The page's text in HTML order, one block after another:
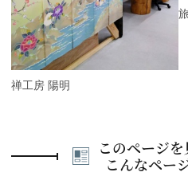
友禅工房 陽明
このページを
こんなペー